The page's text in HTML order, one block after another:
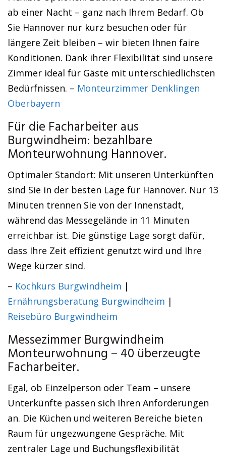
ab einer Nacht – ganz nach Ihrem Bedarf. Ob
Sie Hannover nur kurz besuchen oder für
längere Zeit bleiben – wir bieten Ihnen faire
Konditionen. Dank ihrer Flexibilität sind unsere
Zimmer ideal für Gäste mit unterschiedlichsten
Bedürfnissen. – Monteurzimmer Denklingen
Oberbayern
Für die Facharbeiter aus
Burgwindheim: bezahlbare
Monteurwohnung Hannover.
Optimaler Standort: Mit unseren Unterkünften
sind Sie in der besten Lage für Hannover. Nur 13
Minuten trennen Sie von der Innenstadt,
während das Messegelände in 11 Minuten
erreichbar ist. Die günstige Lage sorgt dafür,
dass Ihre Zeit effizient genutzt wird und Ihre
Wege kürzer sind.
– Kochkurs Burgwindheim |
Ernährungsberatung Burgwindheim |
Reisebüro Burgwindheim
Messezimmer Burgwindheim
Monteurwohnung – 40 überzeugte
Facharbeiter.
Egal, ob Einzelperson oder Team – unsere
Unterkünfte passen sich Ihren Anforderungen
an. Die Küchen und weiteren Bereiche bieten
Raum für ungezwungene Gespräche. Mit
zentraler Lage und Buchungsflexibilität